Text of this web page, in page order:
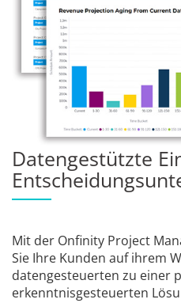
Datengestützte
Mit der Onfinity Project
Sie Ihre Kunden auf ihrem
datengesteuerten zu einer
erkenntnisgesteuerten